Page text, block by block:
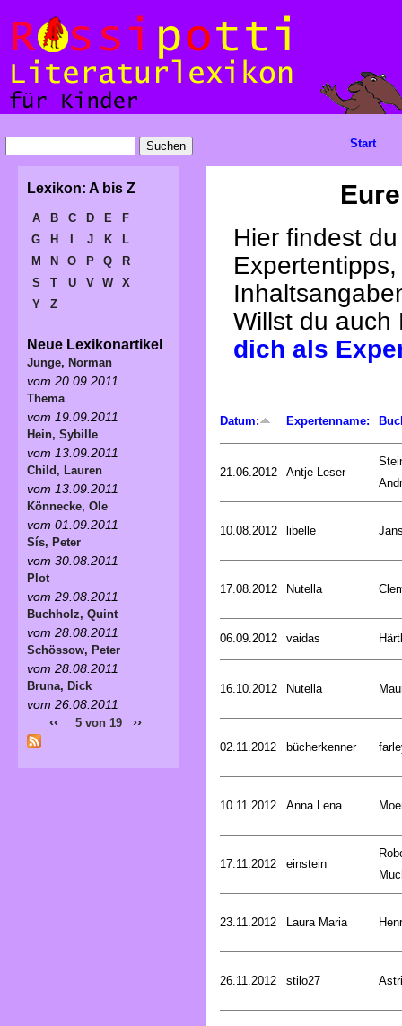
Hier findest
Willst du
dich als
Datum: Expertenname:
21.06.2012 Antje Leser
10.08.2012 libelle
17.08.2012 Nutella
06.09.2012 vaidas
16.10.2012 Nutella
02.11.2012 bücherkenner
10.11.2012 Anna Lena
17.11.2012 einstein
23.11.2012 Laura Maria
26.11.2012 stilo27
Start
Lexikon: A bis Z
A B C D E
F
G
H J K
L
M
N O P Q
R
S
T U V W
X
Y
Z
Neue Lexikonartikel
Junge, Norman
vom 20.09.2011
Thema
vom 19.09.2011
Hein, Sybille
vom 13.09.2011
Child, Lauren
vom 13.09.2011
Könnecke, Ole
vom 01.09.2011
Sís, Peter
vom 30.08.2011
Plot
vom 29.08.2011
Buchholz, Quint
vom 28.08.2011
Schössow, Peter
vom 28.08.2011
Bruna, Dick
vom 26.08.2011
‹‹ 5 von 19 ››